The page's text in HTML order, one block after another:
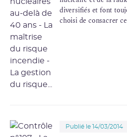
diversifiés et font
choisi de consacrer
Publié le 14/03/2014